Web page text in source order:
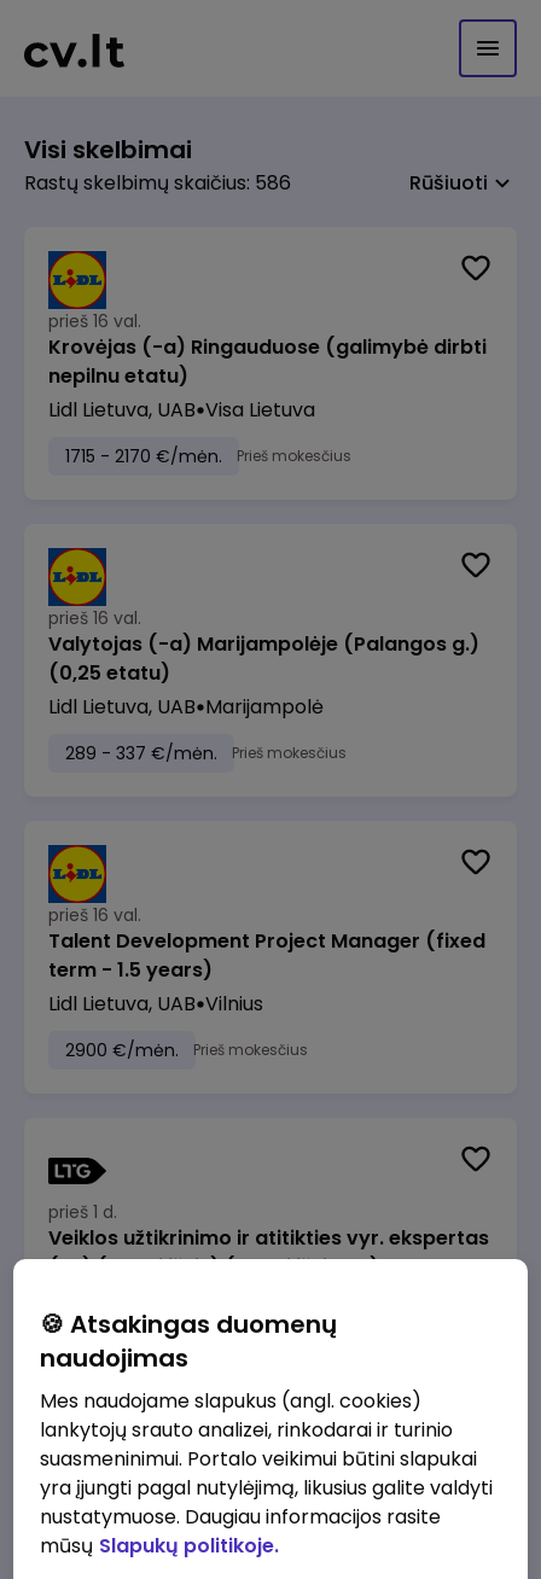
Visi skelbimai
Rastų skelbimų skaičius: 586 Rūšiuoti
prieš 16 val.
Krovėjas (-a) Ringauduose (galimybė dirbti
nepilnu etatu)
Lidl Lietuva, UAB Visa Lietuva
1715 - 2170 €/mėn. Prieš mokesčius
prieš 16 val.
Valytojas (-a) Marijampolėje (Palangos g.)
(0,25 etatu)
Lidl Lietuva, UAB Marijampolė
289 - 337 €/mėn. Prieš mokesčius
prieš 16 val.
Talent Development Project Manager (fixed
term - 1.5 years)
Lidl Lietuva, UAB Vilnius
2900 €/mėn. Prieš mokesčius
prieš 1 d.
Veiklos užtikrinimo ir atitikties vyr. ekspertas
(-ė) (Radviliškis) (Radviliškis, LT)
2610 - 3910 €/mėn.
prieš 1 d.
Veiklos užtikrinimo ir atitikties vyr. ekspertas
(-ė) (Kaunas) (Kaunas, LT)
🍪 Atsakingas duomenų
naudojimas
Mes naudojame slapukus (angl. cookies)
lankytojų srauto analizei, rinkodarai ir turinio
suasmeninimui. Portalo veikimui būtini slapukai
yra įjungti pagal nutylėjimą, likusius galite valdyti
nustatymuose. Daugiau informacijos rasite
mūsų Slapukų politikoje.